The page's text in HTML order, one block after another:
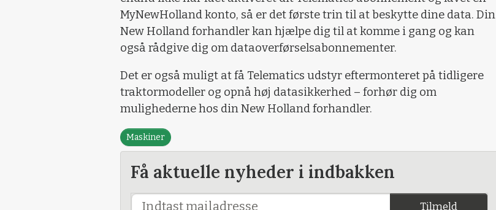
MyNewHolland konto, så er det første trin til at beskytte dine data. Din
New Holland forhandler kan hjælpe dig til at komme i gang og kan
også rådgive dig om dataoverførselsabonnementer.
Det er også muligt at få Telematics udstyr eftermonteret på tidligere
traktormodeller og opnå høj datasikkerhed – forhør dig om
mulighederne hos din New Holland forhandler.
Maskiner
Få aktuelle nyheder i indbakken
Tilmeld